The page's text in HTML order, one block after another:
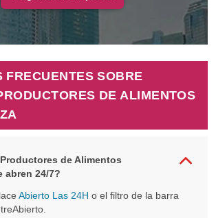
FRECUENTES SOBRE
DE ALIMENTOS
de Alimentos
abren 24/7?
Abierto Las 24H o el filtro de la barra